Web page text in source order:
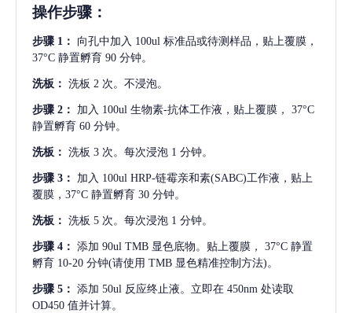
操作步骤：
步骤 1： 向孔中加入 100ul 标准品或待测样品，贴上覆膜，
37°C 静置孵育 90 分钟。
洗板： 洗板 2 次。不浸泡。
步骤 2： 加入 100ul 生物素-抗体工作液，贴上覆膜， 37°C
静置孵育 60 分钟。
洗板： 洗板 3 次。每次浸泡 1 分钟。
步骤 3： 加入 100ul HRP-链霉亲和素(SABC)工作液，贴上
覆膜，37°C 静置孵育 30 分钟。
洗板： 洗板 5 次。每次浸泡 1 分钟。
步骤 4： 添加 90ul TMB 显色底物。贴上覆膜， 37°C 静置
孵育 10-20 分钟(请使用 TMB 显色精准控制方法)。
步骤 5： 添加 50ul 反应终止液。立即在 450nm 处读取
OD450 值并计算。